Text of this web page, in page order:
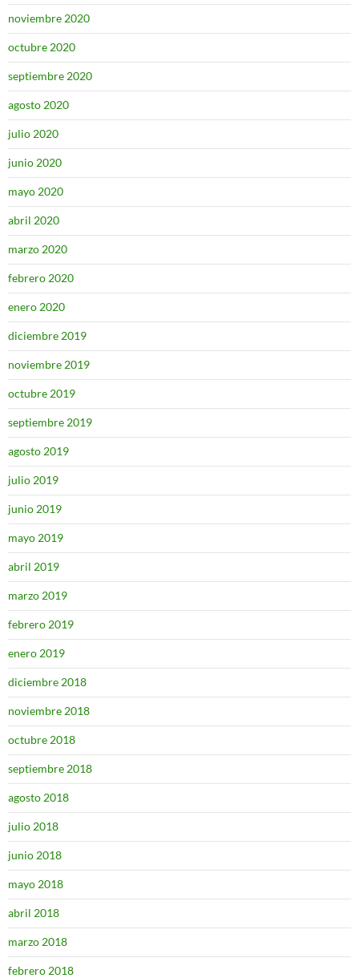
noviembre 2020
octubre 2020
septiembre 2020
agosto 2020
julio 2020
junio 2020
mayo 2020
abril 2020
marzo 2020
febrero 2020
enero 2020
diciembre 2019
noviembre 2019
octubre 2019
septiembre 2019
agosto 2019
julio 2019
junio 2019
mayo 2019
abril 2019
marzo 2019
febrero 2019
enero 2019
diciembre 2018
noviembre 2018
octubre 2018
septiembre 2018
agosto 2018
julio 2018
junio 2018
mayo 2018
abril 2018
marzo 2018
febrero 2018